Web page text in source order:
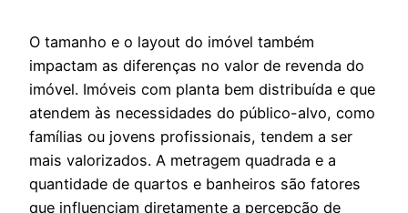
O tamanho e o layout do imóvel também
impactam as diferenças no valor de revenda do
imóvel. Imóveis com planta bem distribuída e que
atendem às necessidades do público-alvo, como
famílias ou jovens profissionais, tendem a ser
mais valorizados. A metragem quadrada e a
quantidade de quartos e banheiros são fatores
que influenciam diretamente a percepção de